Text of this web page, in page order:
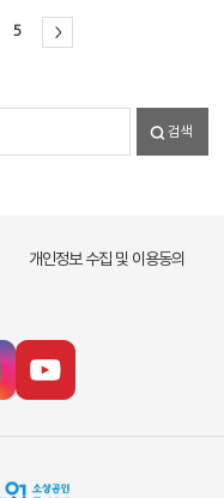
5 >
검색
개인정보 수집 및 이용동의